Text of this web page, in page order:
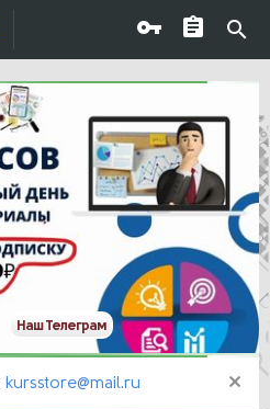
Наш Телеграм
kursstore@mail.ru